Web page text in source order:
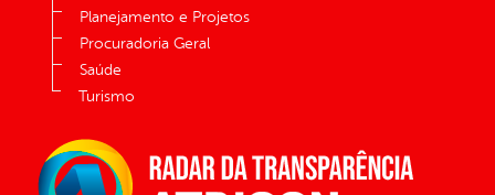
Planejamento e Projetos
Procuradoria Geral
Saúde
Turismo